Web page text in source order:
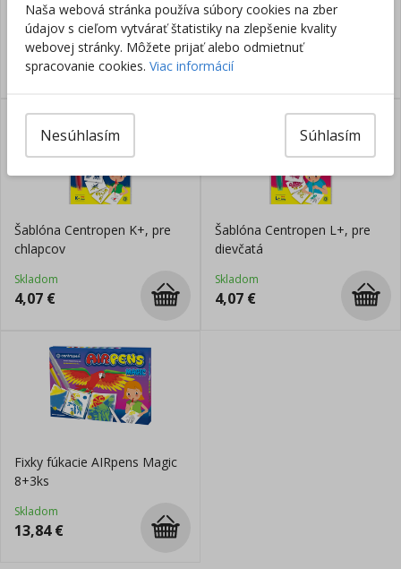
zvieratká
Skladom
4,07€
Skladom
4,07
Šablóna Centropen K+, pre
chlapcov
Skladom
4,07 €
Šablóna Centropen L+, pre
dievčatá
Skladom
4,07 €
Fixky fúkacie AIRpens Magic
8+3ks
Skladom
13,84€
Naša webová stránka používa súbory cookies na zber
údajov s cieľom vytvárať štatistiky na zlepšenie kvality
webovej stránky. Môžete prijať alebo odmietnuť
spracovanie cookies. Viac informácií
Súhlasím
Nesúhlasím